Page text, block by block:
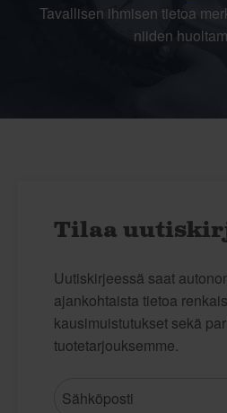
Tavallisen ihmisen tietoa
niiden
Tilaa
Uutiskirjeessä saat
ajankohtaista tietoa
kausimuistutukset sekä
tuotetarjouksemme.